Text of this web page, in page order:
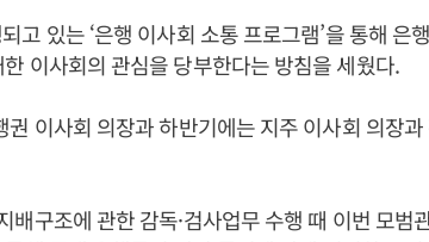
고 있는 ‘은행 이사회 소통 프로그램’을 통해 은
이사회의 관심을 당부한다는 방침을 세웠다.
권 이사회 의장과 하반기에는 지주 이사회 의장
배구조에 관한 감독·검사업무 수행 때 이번 모범